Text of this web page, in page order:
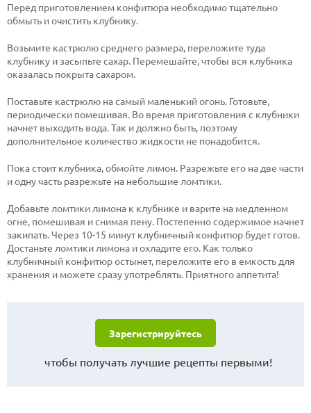
Перед приготовлением конфитюра необходимо тщательно
обмыть и очистить клубнику.
Возьмите кастрюлю среднего размера, переложите туда
клубнику и засыпьте сахар. Перемешайте, чтобы вся клубника
оказалась покрыта сахаром.
Поставьте кастрюлю на самый маленький огонь. Готовьте,
периодически помешивая. Во время приготовления с клубники
начнет выходить вода. Так и должно быть, поэтому
дополнительное количество жидкости не понадобится.
Пока стоит клубника, обмойте лимон. Разрежьте его на две части
и одну часть разрежьте на небольшие ломтики.
Добавьте ломтики лимона к клубнике и варите на медленном
огне, помешивая и снимая пену. Постепенно содержимое начнет
закипать. Через 10-15 минут клубничный конфитюр будет готов.
Достаньте ломтики лимона и охладите его. Как только
клубничный конфитюр остынет, переложите его в емкость для
хранения и можете сразу употреблять. Приятного аппетита!
Зарегистрируйтесь
чтобы получать лучшие рецепты первыми!